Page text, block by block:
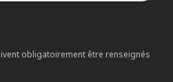
obligatoirement être renseignés